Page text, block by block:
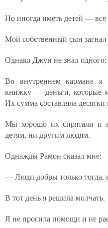
Но иногда иметь детей — всё
Мой собственный сын загнал
Однако Джун не знал одного:
Во внутреннем кармане я
книжку — деньги, которые
Их сумма составляла
Мы хорошо их спрятали и
детям, ни другим людям.
Однажды Рамон сказал мне:
— Люди добры только тогда,
В тот день я решила молчать.
Я не просила помощи и не